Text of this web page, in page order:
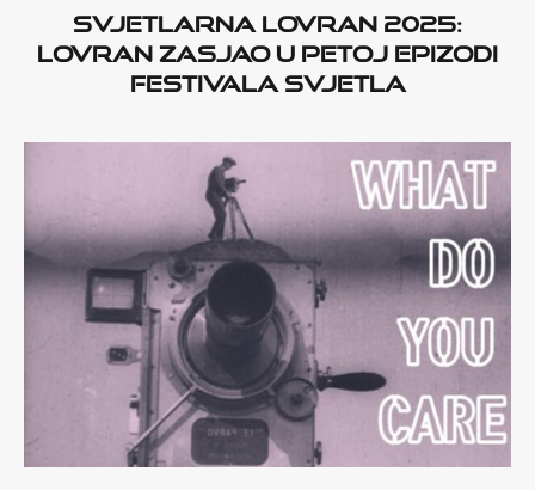
Svjetlarna Lovran 2025:
Lovran zasjao u petoj epizodi
festivala svjetla